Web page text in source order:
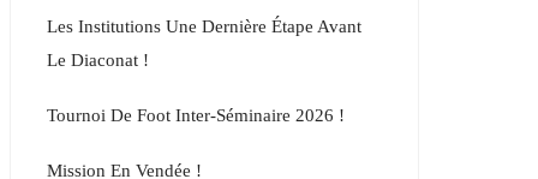
Les Institutions Une Dernière Étape Avant
Le Diaconat !
Tournoi De Foot Inter-Séminaire 2026 !
Mission En Vendée !